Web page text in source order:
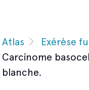
Atlas
Exérèse
Carcinome
blanche.